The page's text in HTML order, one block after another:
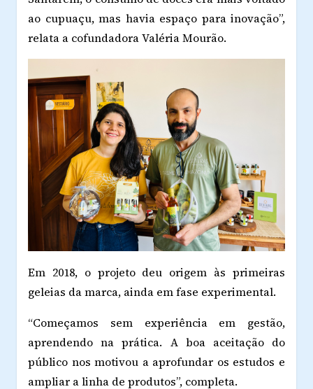
ao cupuaçu, mas havia espaço para inovação”,
relata a cofundadora Valéria Mourão.
Em 2018, o projeto deu origem às primeiras
geleias da marca, ainda em fase experimental.
“Começamos sem experiência em gestão,
aprendendo na prática. A boa aceitação do
público nos motivou a aprofundar os estudos e
ampliar a linha de produtos”, completa.